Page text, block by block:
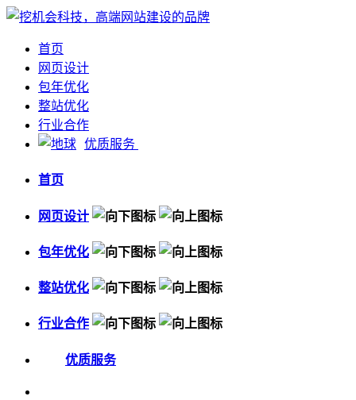
首页
网页设计
包年优化
整站优化
行业合作
优质服务
首页
网页设计
包年优化
整站优化
行业合作
优质服务